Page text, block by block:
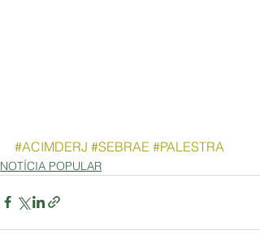
#ACIMDERJ #SEBRAE #PALESTRA
NOTÍCIA POPULAR